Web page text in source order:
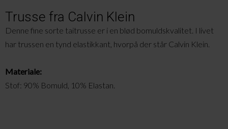
Trusse fra Calvin Klein
Denne fine sorte taitrusse er i en blød bomuldskvalitet. I livet
har trussen en tynd elastikkant, hvorpå der står Calvin Klein.
Materiale:
Stof: 90% Bomuld, 10% Elastan.